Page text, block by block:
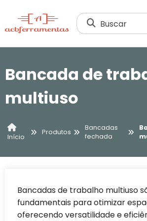
Buscar
Bancada de
multiuso
Início
Produtos
Bancadas
fechada
Bancadas de trabalho multiuso
fundamentais para otimizar
oferecendo versatilidade e